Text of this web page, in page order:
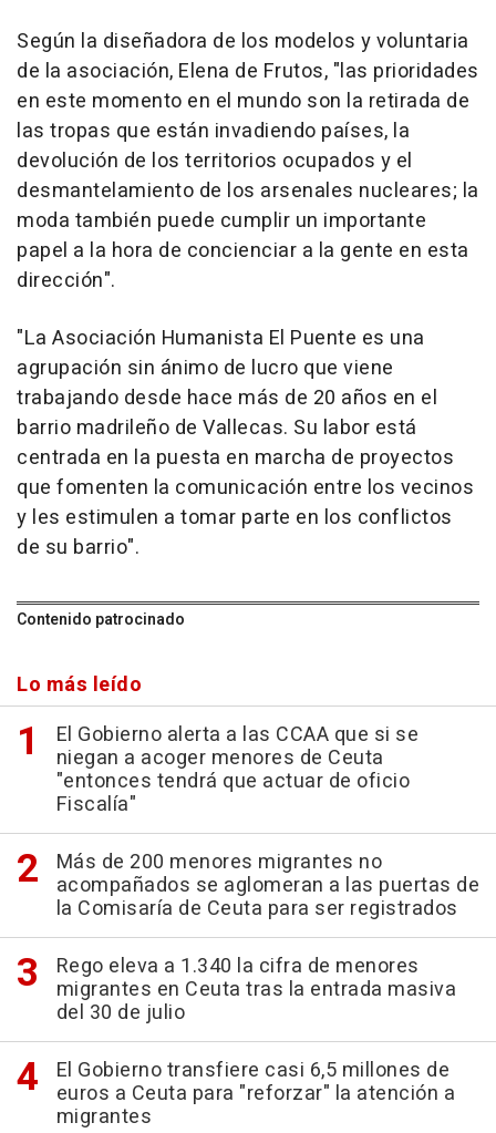
Según la diseñadora de los modelos y voluntaria
de la asociación, Elena de Frutos, "las prioridades
en este momento en el mundo son la retirada de
las tropas que están invadiendo países, la
devolución de los territorios ocupados y el
desmantelamiento de los arsenales nucleares; la
moda también puede cumplir un importante
papel a la hora de concienciar a la gente en esta
dirección".
"La Asociación Humanista El Puente es una
agrupación sin ánimo de lucro que viene
trabajando desde hace más de 20 años en el
barrio madrileño de Vallecas. Su labor está
centrada en la puesta en marcha de proyectos
que fomenten la comunicación entre los vecinos
y les estimulen a tomar parte en los conflictos
de su barrio".
Contenido patrocinado
Lo más leído
El Gobierno alerta a las CCAA que si se
niegan a acoger menores de Ceuta
"entonces tendrá que actuar de oficio
Fiscalía"
Más de 200 menores migrantes no
acompañados se aglomeran a las puertas de
la Comisaría de Ceuta para ser registrados
Rego eleva a 1.340 la cifra de menores
migrantes en Ceuta tras la entrada masiva
del 30 de julio
El Gobierno transfiere casi 6,5 millones de
euros a Ceuta para "reforzar" la atención a
migrantes